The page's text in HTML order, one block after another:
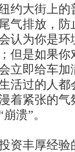
大街上的
气排放，防
认为你是
但是如果
立即给车加
活过的人都
着紧张的
溃”。
丰厚经验